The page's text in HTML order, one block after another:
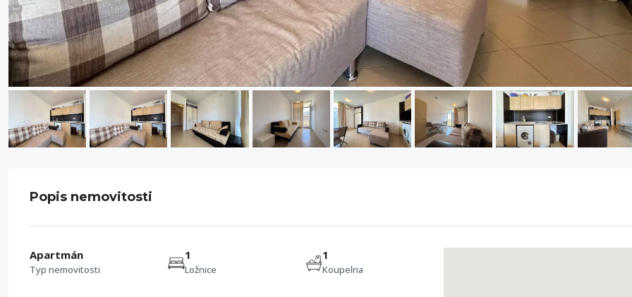
Popis nemovitosti
Apartmán
Typ nemovitosti
1
Ložnice
1
Koupelna